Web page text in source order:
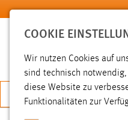
Zum Hauptinhalt springen
JETZT
COOKIE
Wir nutzen Cookies auf
sind technisch
diese Website zu
Funktionalitäten zur